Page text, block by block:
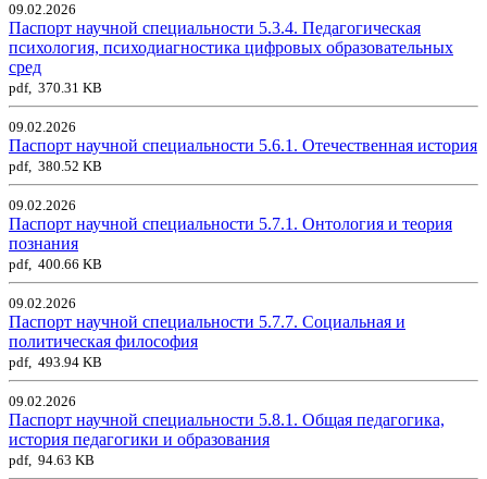
09.02.2026
Паспорт научной специальности 5.3.4. Педагогическая
психология, психодиагностика цифровых образовательных
сред
pdf, 370.31 KB
09.02.2026
Паспорт научной специальности 5.6.1. Отечественная история
pdf, 380.52 KB
09.02.2026
Паспорт научной специальности 5.7.1. Онтология и теория
познания
pdf, 400.66 KB
09.02.2026
Паспорт научной специальности 5.7.7. Социальная и
политическая философия
pdf, 493.94 KB
09.02.2026
Паспорт научной специальности 5.8.1. Общая педагогика,
история педагогики и образования
pdf, 94.63 KB